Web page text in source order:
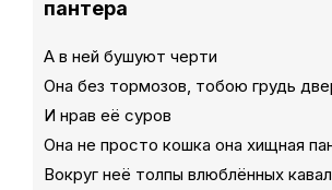
пантера
А в ней бушуют черти
Она без тормозов, тобою грудь
И нрав её суров
Она не просто кошка она хищная
Вокруг неё толпы влюблённых